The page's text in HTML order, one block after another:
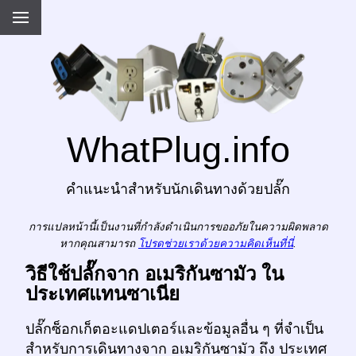
WhatPlug.info
คำแนะนำสำหรับนักเดินทางด้วยปลั๊ก
การแปลหน้านี้เป็นงานที่กำลังดำเนินการขออภัยในความผิดพลาด
หากคุณสามารถ โปรดช่วยเราด้วยความคิดเห็นที่นี่.
วิธีใช้ปลั๊กจาก อเมริกันซามัว ใน
ประเทศแทนซาเนีย
ปลั๊กซ็อกเก็ตอะแดปเตอร์และข้อมูลอื่น ๆ ที่จำเป็น
สำหรับการเดินทางจาก อเมริกันซามัว ถึง ประเทศ